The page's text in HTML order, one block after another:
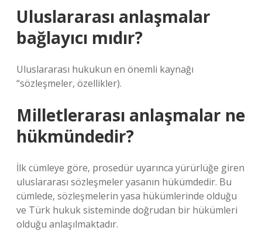
Uluslararası anlaşmalar
bağlayıcı mıdır?
Uluslararası hukukun en önemli kaynağı
“sözleşmeler, özellikler).
Milletlerarası anlaşmalar ne
hükmündedir?
İlk cümleye göre, prosedür uyarınca yürürlüğe giren
uluslararası sözleşmeler yasanın hükümdedir. Bu
cümlede, sözleşmelerin yasa hükümlerinde olduğu
ve Türk hukuk sisteminde doğrudan bir hükümleri
olduğu anlaşılmaktadır.